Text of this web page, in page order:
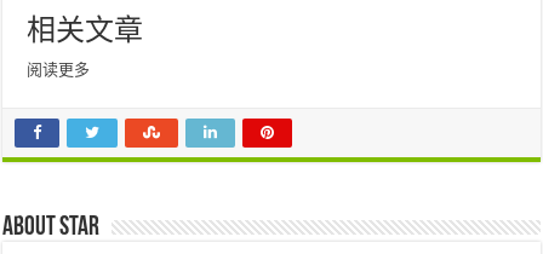
相关文章
阅读更多
About star